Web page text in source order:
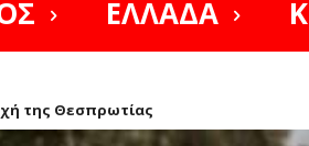
ΕΛΛΑΔΑ
της Θεσπρωτίας